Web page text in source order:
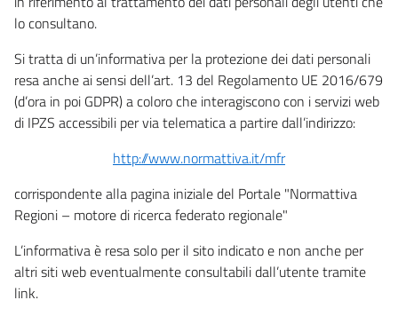
lo consultano.
Si tratta di un’informativa per la protezione dei dati personali
resa anche ai sensi dell’art. 13 del Regolamento UE 2016/679
(d’ora in poi GDPR) a coloro che interagiscono con i servizi web
di IPZS accessibili per via telematica a partire dall’indirizzo:
http://www.normattiva.it/mfr
corrispondente alla pagina iniziale del Portale "Normattiva
Regioni – motore di ricerca federato regionale"
L’informativa è resa solo per il sito indicato e non anche per
altri siti web eventualmente consultabili dall’utente tramite
link.